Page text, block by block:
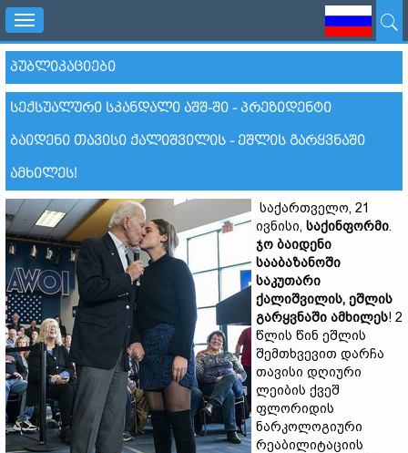
Toggle
navigation
ᲞᲣᲑᲚᲘᲙᲐᲪᲘᲔᲑᲘ
ᲡᲔᲥᲡᲣᲐᲚᲣᲠᲘ ᲡᲙᲐᲜᲓᲐᲚᲘ ᲐᲨᲨ-ᲨᲘ - ᲞᲠᲔᲖᲘᲓᲔᲜᲢᲘ
ᲑᲐᲘᲓᲔᲜᲘ ᲗᲐᲕᲘᲡᲘ ᲥᲐᲚᲘᲨᲕᲘᲚᲘᲡ - ᲔᲨᲚᲘᲡ ᲒᲐᲠᲧᲕᲜᲐᲨᲘ
ᲐᲛᲮᲘᲚᲔᲡ!
საქართველო, 21
ივნისი, საქინფორმი.
ჯო ბაიდენი
სააბაზანოში
საკუთარი
ქალიშვილის, ეშლის
გარყვნაში ამხილეს! 2
წლის წინ ეშლის
შემთხვევით დარჩა
თავისი დღიური
ლეიბის ქვეშ
ფლორიდის
ნარკოლოგიური
რეაბილიტაციის